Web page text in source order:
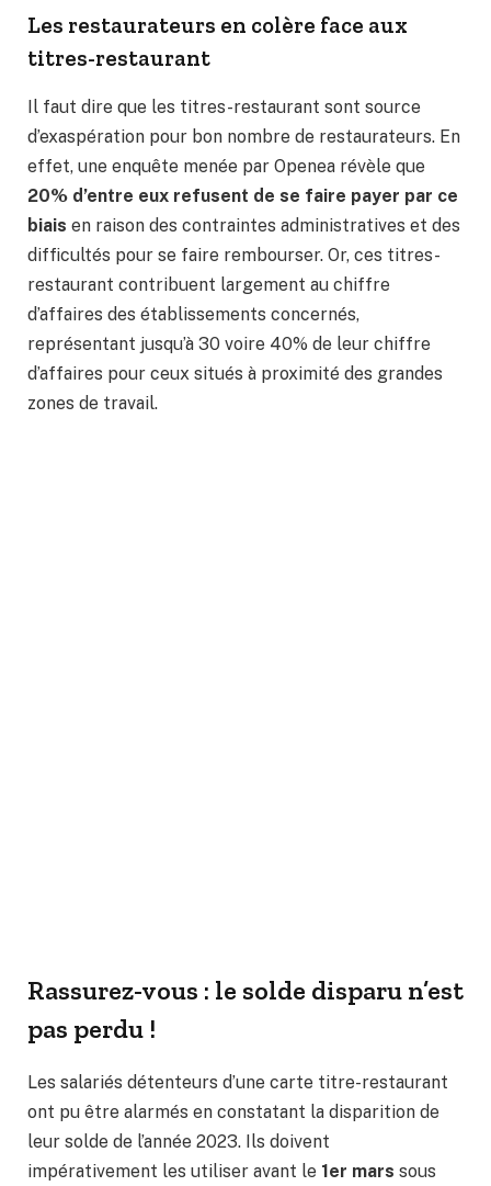
Les restaurateurs en colère face aux
titres-restaurant
Il faut dire que les titres-restaurant sont source
d’exaspération pour bon nombre de restaurateurs. En
effet, une enquête menée par Openea révèle que
20% d’entre eux refusent de se faire payer par ce
biais en raison des contraintes administratives et des
difficultés pour se faire rembourser. Or, ces titres-
restaurant contribuent largement au chiffre
d’affaires des établissements concernés,
représentant jusqu’à 30 voire 40% de leur chiffre
d’affaires pour ceux situés à proximité des grandes
zones de travail.
Rassurez-vous : le solde disparu n’est
pas perdu !
Les salariés détenteurs d’une carte titre-restaurant
ont pu être alarmés en constatant la disparition de
leur solde de l’année 2023. Ils doivent
impérativement les utiliser avant le 1er mars sous